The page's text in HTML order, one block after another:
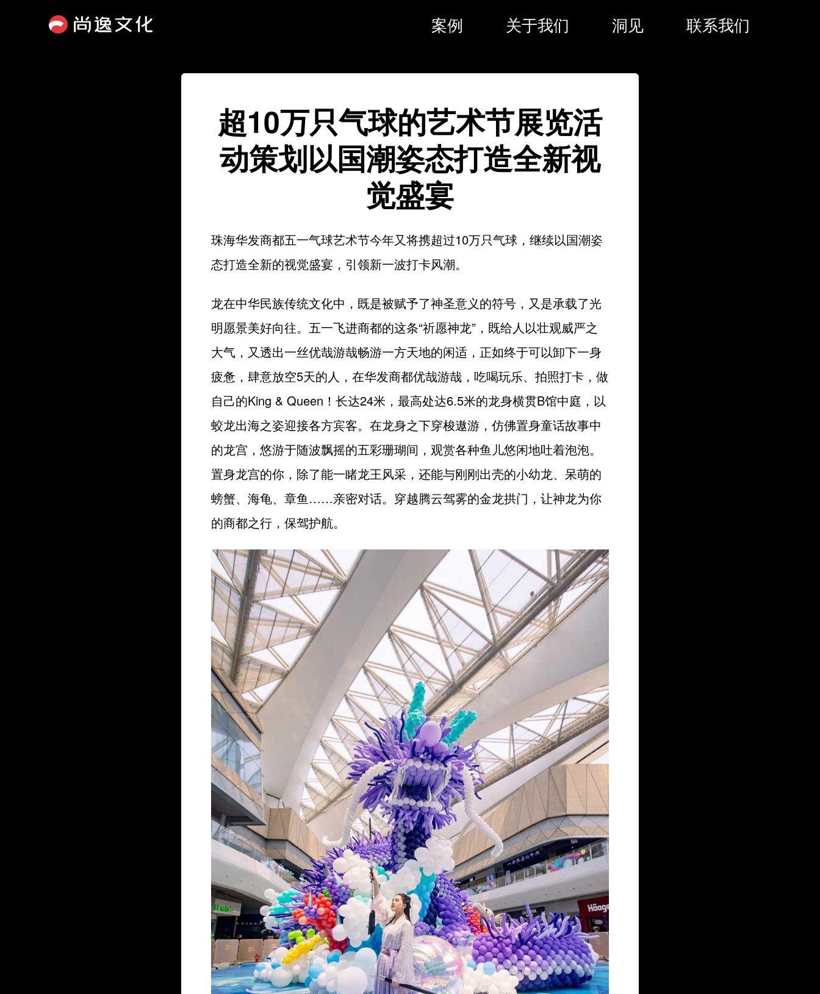
案例 关于我们 洞见 联系我们
超10万只气球的艺术节展览活
动策划以国潮姿态打造全新视
觉盛宴
珠海华发商都五一气球艺术节今年又将携超过10万只气球，继续以国潮姿
态打造全新的视觉盛宴，引领新一波打卡风潮。
龙在中华民族传统文化中，既是被赋予了神圣意义的符号，又是承载了光
明愿景美好向往。五一飞进商都的这条“祈愿神龙”，既给人以壮观威严之
大气，又透出一丝优哉游哉畅游一方天地的闲适，正如终于可以卸下一身
疲惫，肆意放空5天的人，在华发商都优哉游哉，吃喝玩乐、拍照打卡，做
自己的King & Queen！长达24米，最高处达6.5米的龙身横贯B馆中庭，以
蛟龙出海之姿迎接各方宾客。在龙身之下穿梭遨游，仿佛置身童话故事中
的龙宫，悠游于随波飘摇的五彩珊瑚间，观赏各种鱼儿悠闲地吐着泡泡。
置身龙宫的你，除了能一睹龙王风采，还能与刚刚出壳的小幼龙、呆萌的
螃蟹、海龟、章鱼……亲密对话。穿越腾云驾雾的金龙拱门，让神龙为你
的商都之行，保驾护航。